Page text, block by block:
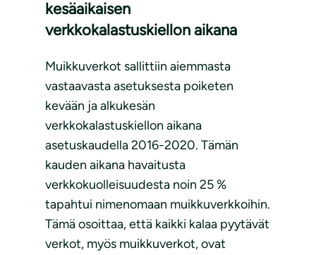
kesäaikaisen
verkkokalastuskiellon aikana
Muikkuverkot sallittiin aiemmasta
vastaavasta asetuksesta poiketen
kevään ja alkukesän
verkkokalastuskiellon aikana
asetuskaudella 2016-2020. Tämän
kauden aikana havaitusta
verkkokuolleisuudesta noin 25 %
tapahtui nimenomaan muikkuverkkoihin.
Tämä osoittaa, että kaikki kalaa pyytävät
verkot, myös muikkuverkot, ovat